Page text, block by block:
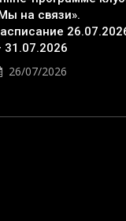
на связи».
31.07.2026
26/07/2026